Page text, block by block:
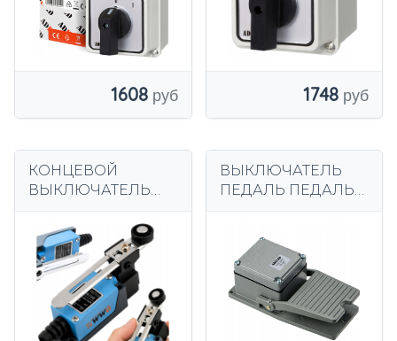
1608 1748
КОНЦЕВОЙ
ВЫКЛЮЧАТЕЛЬ
ВЫКЛЮЧАТЕЛЬ
ME-8108 С
РОЛИКОМ WK-08
ДЛЯ СИСТЕМНЫХ
УСТРОЙСТВ
ВЫКЛЮЧАТЕЛЬ
ПЕДАЛЬ ПЕДАЛЬ